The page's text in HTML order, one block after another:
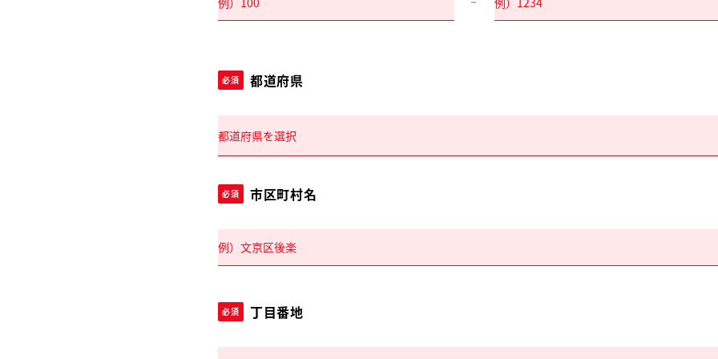
必須 都道府県
必須 市区町村名
必須 丁目番地